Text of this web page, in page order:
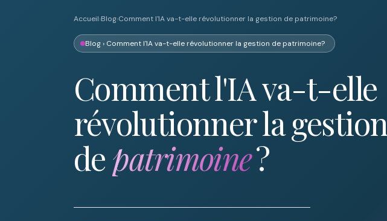
Accueil›Blog›Comment l'IA va-t-elle révolutionner la gestion de patrimoine?
Blog › Comment l'IA va-t-elle révolutionner la gestion de patrimoine?
Comment l'IA va-t-elle
révolutionner la gestion
depatrimoine?